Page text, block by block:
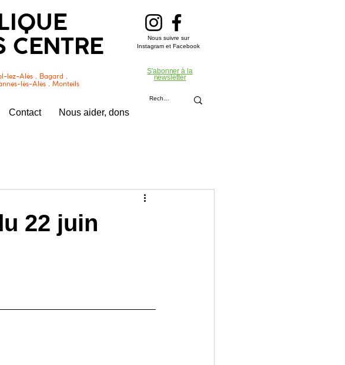
CENTRE
Nous suivre sur
Instagram et Facebook
lez-Alès . Bagard .
lès-Alès . Monteils
Contact Nous aider, dons
S'abonner à la
newsletter
22 juin